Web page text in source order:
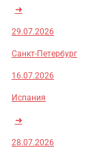
➜
29.07.2026
Санкт-Петербург
16.07.2026
Испания
➜
28.07.2026